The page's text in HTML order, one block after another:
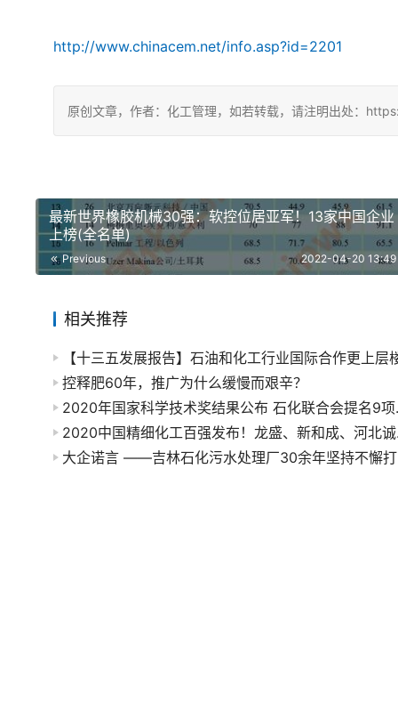
http://www.chinacem.net/info.asp?id=2201
原创文章，作者：化工管理，如若转载，请注明出处：
最新世界橡胶机械30强：软控位居亚军！13家中国企业
上榜(全名单)
Previous 2022-04-20 13:49
相关推荐
【十三五发展报告】石油和化工行业国际合作更上层
控释肥60年，推广为什么缓慢而艰辛？
2020
2020